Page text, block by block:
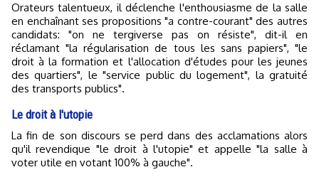
Orateurs talentueux, il déclenche l'enthousiasme de la salle
en enchaînant ses propositions "a contre-courant" des autres
candidats: "on ne tergiverse pas on résiste", dit-il en
réclamant "la régularisation de tous les sans papiers", "le
droit à la formation et l'allocation d'études pour les jeunes
des quartiers", le "service public du logement", la gratuité
des transports publics".
Le droit à l'utopie
La fin de son discours se perd dans des acclamations alors
qu'il revendique "le droit à l'utopie" et appelle "la salle à
voter utile en votant 100% à gauche".